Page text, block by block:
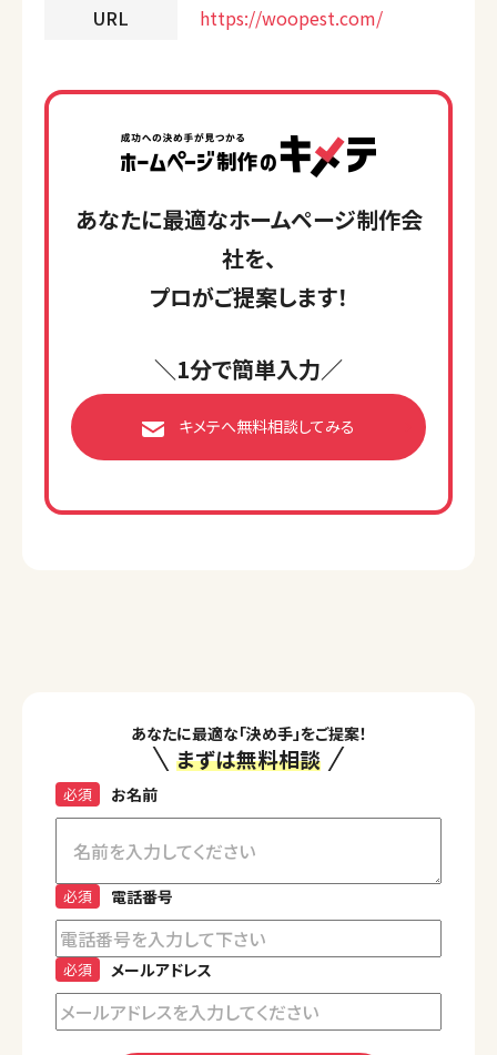
URL
https://woopest.com/
あなたに最適なホームページ制作会
社を、
プロがご提案します！
＼1分で簡単入力／
キメテへ無料相談してみる
あなたに最適な「決め手」をご提案！
まずは無料相談
お名前
必須
電話番号
必須
メールアドレス
必須